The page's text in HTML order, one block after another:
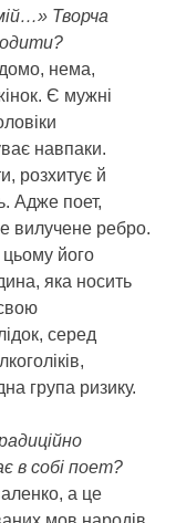
Творча
нема,
Є мужні
навпаки.
розхитує й
Адже поет,
вилучене ребро.
цьому його
яка носить
серед
група ризику.
в собі поет?
а це